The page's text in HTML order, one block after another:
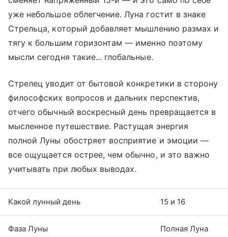
уже небольшое облегчение. Луна гостит в знаке
Стрельца, который добавляет мышлению размах и
тягу к большим горизонтам — именно поэтому
мысли сегодня такие... глобальные.
Стрелец уводит от бытовой конкретики в сторону
философских вопросов и дальних перспектив,
отчего обычный воскресный день превращается в
мысленное путешествие. Растущая энергия
полной Луны обостряет восприятие и эмоции —
все ощущается острее, чем обычно, и это важно
учитывать при любых выводах.
Какой лунный день 15 и 16
Фаза Луны Полная Луна